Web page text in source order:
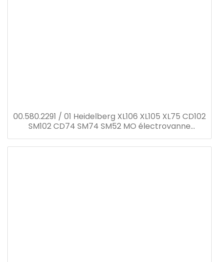
00.580.2291 / 01 Heidelberg XL106 XL105 XL75 CD102
SM102 CD74 SM74 SM52 MO électrovanne
00.580.2291